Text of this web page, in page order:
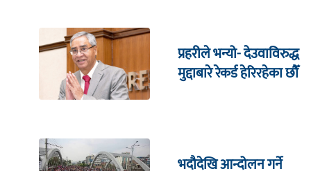
प्रहरीले भन्यो- देउवाविरुद्ध
मुद्दाबारे रेकर्ड हेरिरहेका छौँ
भदौदेखि आन्दोलन गर्ने